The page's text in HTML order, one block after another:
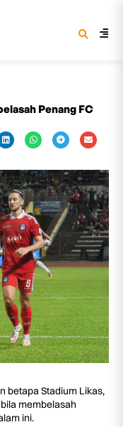
Penang FC
betapa Stadium Likas,
membelasah
ini.